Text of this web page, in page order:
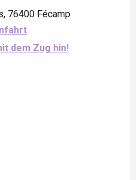
76400 Fécamp
dem Zug hin!